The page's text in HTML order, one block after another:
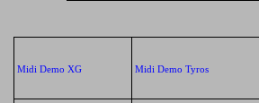
Midi Demo XG Midi Demo Tyros